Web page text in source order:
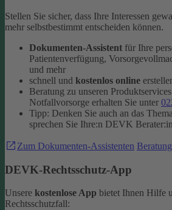
Stellen Sie sicher, dass Ihre Interessen
mehr selbstbestimmt entscheiden können.
Dokumenten-Assistent für Ihre
Patientenverfügung,
und mehr
schnell und kostenlos online
Beratung zu unseren
Notfallvorsorge erhalten Sie unter
Tipp: Denken Sie auch an das Thema
sprechen Sie Ihre:n DEVK
Zum Dokumenten-Assistenten
DEVK-Rechtsschutz-App
Unsere kostenlose App bietet Ihnen Hilfe
Rechtsschutzfall: